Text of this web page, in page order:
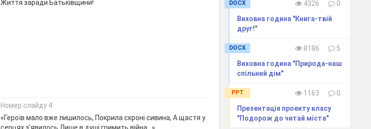
Життя заради Батьківщини!
Номер слайду 4
«Героїв мало вже лишилось, Покрила скроні сивина, А щастя у
DOCX 4326
0
Виховна година "Книга-твій
друг!"
DOCX 8186
5
Виховна година "Природа-наш
спільний дім"
PPT 1163
0
Презентація проекту класу
"Подорож до читай міста"